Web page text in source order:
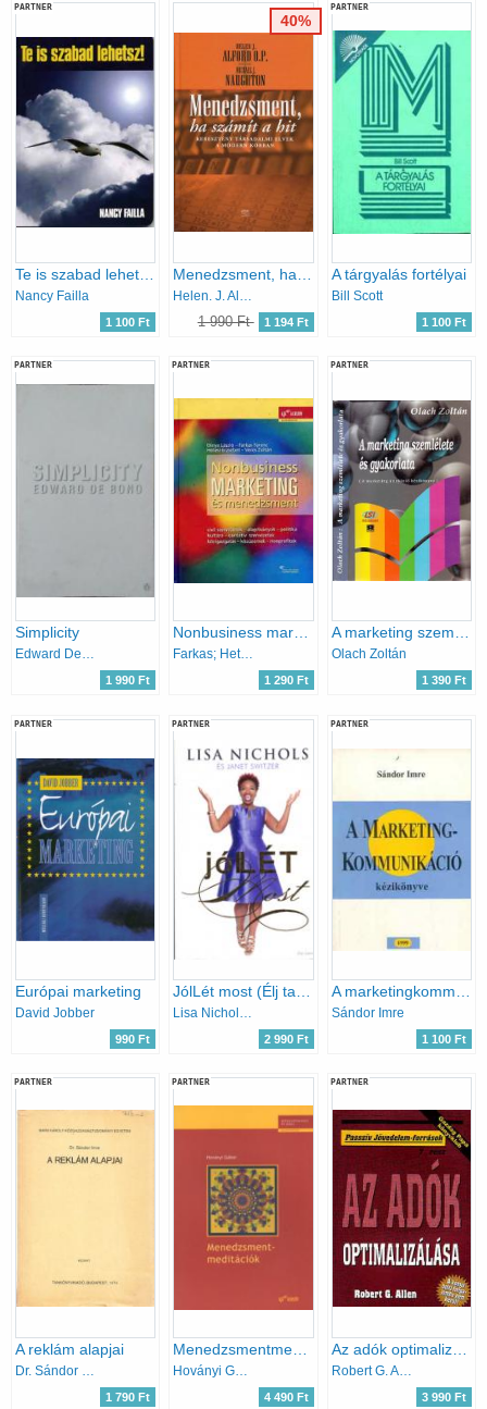
PARTNER
Nancy Failla
1 100 Ft 1 990 Ft 1 194 Ft
40%
PARTNER
A tárgyalás fortélyai
Bill Scott
1 100 Ft
PARTNER
Simplicity
Edward De Bono
1 990 Ft
PARTNER
Nonbusiness marketing és menedzsment
Farkas; Hetesi Erzsébet; Veres; Dinya László
1 290 Ft
PARTNER
A marketing szemlélete és gyakorlata (A marketing áttekintő kézikönyve)
Olach Zoltán
1 390 Ft
PARTNER
Európai marketing
David Jobber
990 Ft
PARTNER
Lisa Nichols, Janet Switzer
2 990 Ft
PARTNER
Sándor Imre
1 100 Ft
PARTNER
A reklám alapjai
Dr. Sándor Imre
1 790 Ft
PARTNER
Menedzsmentmeditációk
Hoványi Gábor
4 490 Ft
PARTNER
Az adók optimalizálása(Passzív jövedelem-források)
Robert G. Allen
3 990 Ft